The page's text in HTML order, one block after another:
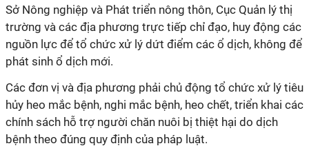
Sở Nông nghiệp và Phát triển nông thôn, Cục Quản lý thị
trường và các địa phương trực tiếp chỉ đạo, huy động các
nguồn lực để tổ chức xử lý dứt điểm các ổ dịch, không để
phát sinh ổ dịch mới.
Các đơn vị và địa phương phải chủ động tổ chức xử lý tiêu
hủy heo mắc bệnh, nghi mắc bệnh, heo chết, triển khai các
chính sách hỗ trợ người chăn nuôi bị thiệt hại do dịch
bệnh theo đúng quy định của pháp luật.